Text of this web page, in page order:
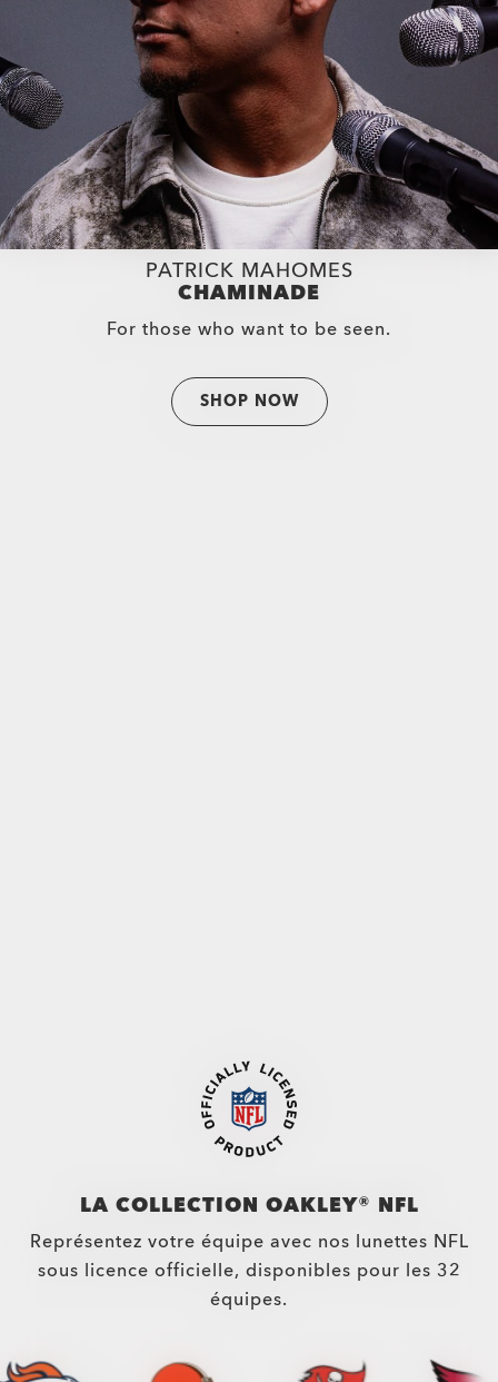
PATRICK MAHOMES
CHAMINADE
For those who want to be seen.
SHOP NOW
$541.00
Verres Correcteurs Disponibles
LA COLLECTION OAKLEY® NFL
Représentez votre équipe avec nos lunettes NFL
sous licence officielle, disponibles pour les 32
équipes.